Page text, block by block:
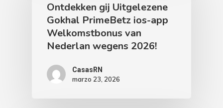
Ontdekken gij Uitgelezene
Gokhal PrimeBetz ios-app
Welkomstbonus van
Nederlan wegens 2026!
CasasRN
marzo 23, 2026